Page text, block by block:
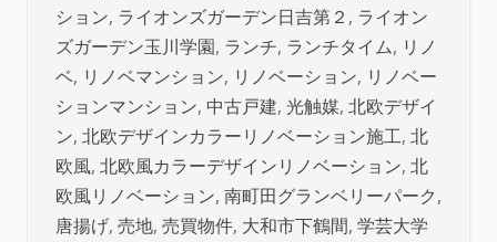
ション, ライオンズガーデン日吉第２ , ライオン
ズガーデン玉川学園, ランチ, ランチタイム, リノ
ベ, リノベマンション, リノベーション, リノベー
ションマンション, 中古戸建, 光触媒, 北欧デザイ
ン, 北欧デザインカラーリノベーション施工, 北
欧風, 北欧風カラーデザインリノベーション, 北
欧風リノベーション, 南町田グランベリーパーク,
唐揚げ, 売地, 売買物件, 大和市下鶴間, 学芸大学